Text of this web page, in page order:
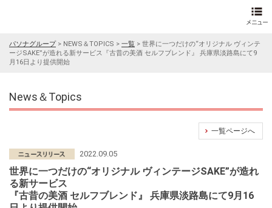
パソナグループ> NEWS＆TOPICS > 一覧 > 世界に一つだけの“オリジナル ヴィンテ
ージSAKE”が造れる新サービス『古昔の美酒 セルフブレンド』 兵庫県淡路島にて9
月16日より提供開始
News＆Topics
一覧ページへ
2022.09.05
世界に一つだけの“オリジナル ヴィンテージSAKE”が造れ
る新サービス
『古昔の美酒 セルフブレンド』 兵庫県淡路島にて9月16